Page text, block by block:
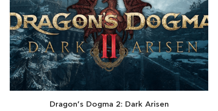
Dragon’s Dogma 2: Dark Arisen